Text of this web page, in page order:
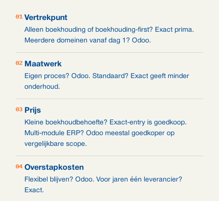
01 Vertrekpunt
Alleen boekhouding of boekhouding-first? Exact prima.
Meerdere domeinen vanaf dag 1? Odoo.
02 Maatwerk
Eigen proces? Odoo. Standaard? Exact geeft minder
onderhoud.
03 Prijs
Kleine boekhoudbehoefte? Exact-entry is goedkoop.
Multi-module ERP? Odoo meestal goedkoper op
vergelijkbare scope.
04 Overstapkosten
Flexibel blijven? Odoo. Voor jaren één leverancier?
Exact.